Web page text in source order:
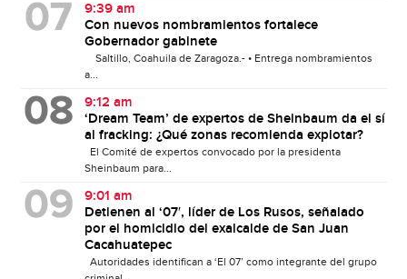
9:39 am
Con nuevos nombramientos fortalece
Gobernador gabinete
Saltillo, Coahuila de Zaragoza.- • Entrega nombramientos
a...
9:12 am
‘Dream Team’ de expertos de Sheinbaum da el sí
al fracking: ¿Qué zonas recomienda explotar?
El Comité de expertos convocado por la presidenta
Sheinbaum para...
9:01 am
Detienen al ‘07′, líder de Los Rusos, señalado
por el homicidio del exalcalde de San Juan
Cacahuatepec
Autoridades identifican a ‘El 07’ como integrante del grupo